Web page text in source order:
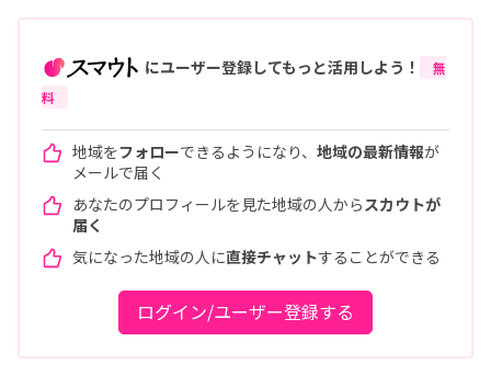
にユーザー登録してもっと活用しよう！
無
料
地域をフォローできるようになり、 地域の最新情報が
メールで届く
あなたのプロフィールを見た地域の人から スカウトが
届く
気になった地域の人に直接チャットすることができる
ログイン/ユーザー登録する